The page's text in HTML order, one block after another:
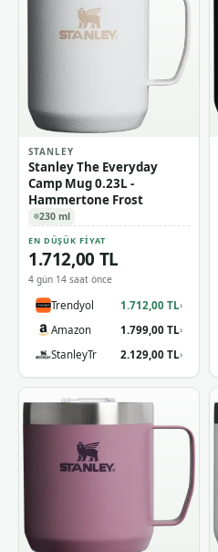
STANLEY
Stanley The Everyday
Camp Mug 0.23L -
Hammertone Frost
230 ml
EN DÜŞÜK FIYAT
1.712,00 TL
4 gün 14 saat önce
Trendyol 1.712,00 TL›
Amazon 1.799,00 TL›
StanleyTr 2.129,00 TL›